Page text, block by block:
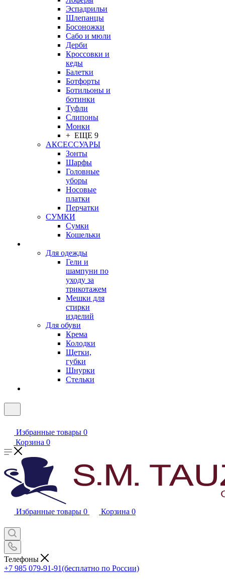
Эспадрильи
Шлепанцы
Босоножки
Сабо и мюли
Дерби
Кроссовки и
кеды
Балетки
Ботфорты
Ботильоны и
ботинки
Туфли
Слипоны
Монки
+ ЕЩЕ 9
АКСЕССУАРЫ
Зонты
Шарфы
Головные
уборы
Носовые
платки
Перчатки
СУМКИ
Сумки
Кошельки
Для одежды
Гели и
шампуни по
уходу за
трикотажем
Мешки для
стирки
изделий
Для обуви
Крема
Колодки
Щетки,
губки
Шнурки
Стельки
Избранные товары 0
Корзина 0
Избранные товары 0 Корзина 0
Телефоны
+7 985 079-91-91(бесплатно по России)